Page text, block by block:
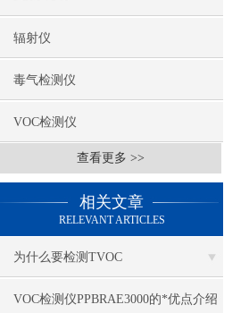
辐射仪
毒气检测仪
VOC检测仪
查看更多 >>
相关文章
RELEVANT ARTICLES
为什么要检测TVOC
VOC检测仪PPBRAE3000的*优点介绍